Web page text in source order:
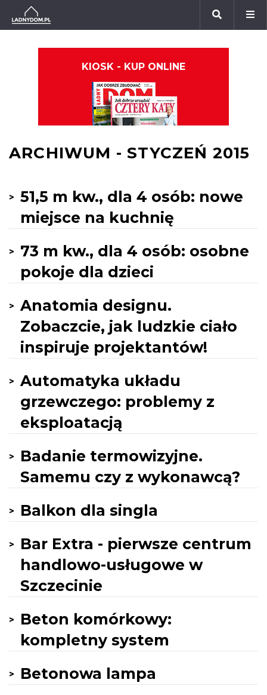
KIOSK - KUP ONLINE
ARCHIWUM - STYCZEŃ 2015
51,5 m kw., dla 4 osób: nowe
miejsce na kuchnię
73 m kw., dla 4 osób: osobne
pokoje dla dzieci
Anatomia designu.
Zobaczcie, jak ludzkie ciało
inspiruje projektantów!
Automatyka układu
grzewczego: problemy z
eksploatacją
Badanie termowizyjne.
Samemu czy z wykonawcą?
Balkon dla singla
Bar Extra - pierwsze centrum
handlowo-usługowe w
Szczecinie
Beton komórkowy:
kompletny system
Betonowa lampa